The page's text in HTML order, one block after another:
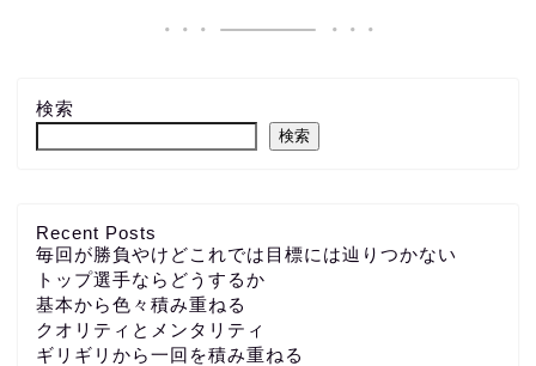
検索
検索
Recent Posts
毎回が勝負やけどこれでは目標には辿りつかない
トップ選手ならどうするか
基本から色々積み重ねる
クオリティとメンタリティ
ギリギリから一回を積み重ねる